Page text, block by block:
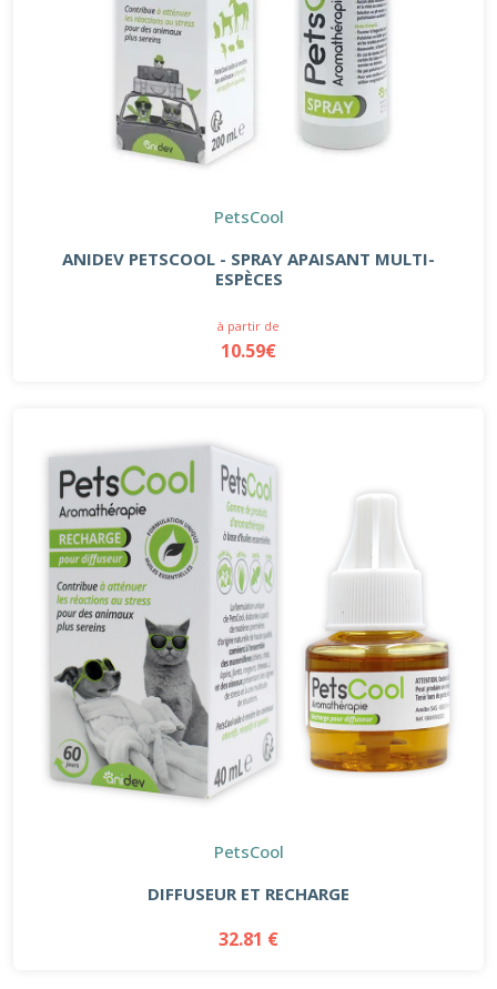
PetsCool
ANIDEV PETSCOOL - SPRAY APAISANT MULTI-
ESPÈCES
à partir de
10.59€
PetsCool
DIFFUSEUR ET RECHARGE
32.81 €